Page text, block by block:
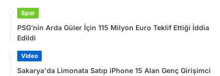
Spor
PSG’nin Arda Güler İçin 115 Milyon Euro Teklif Ettiği İddia
Edildi
Video
Sakarya'da Limonata Satıp iPhone 15 Alan Genç Girişimci